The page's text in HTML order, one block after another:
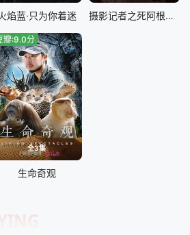
焰蓝·只为你着迷 摄影记者之死阿根廷黑金政治
全3集
瓣:9.0分
生命奇观